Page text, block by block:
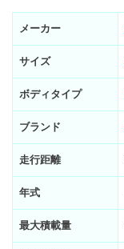
メーカー
サイズ
ボディタイプ
ブランド
走行距離
年式
最大積載量